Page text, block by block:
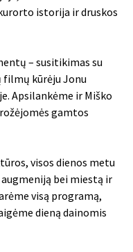
istorija ir druskos
– susitikimas su
kūrėju Jonu
Apsilankėme ir Miško
gamtos
visos dienos metu
bei miestą ir
visą programą,
dieną dainomis